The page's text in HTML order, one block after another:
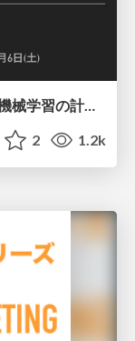
Python初心者がPyTorchをいじって機械学習の計算してみた PyCon mini Hiroshima 2018 / Python-newbies machine learning learning with PyTorch
2 1.2k